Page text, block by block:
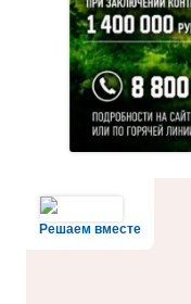
Решаем вместе